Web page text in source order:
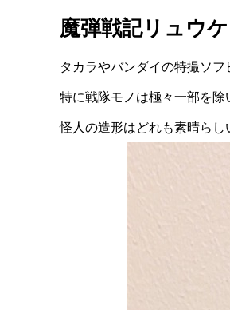
魔弾戦記リュウ
タカラやバンダイの特撮ソフ
特に戦隊モノは極々一部を
怪人の造形はどれも素晴らし